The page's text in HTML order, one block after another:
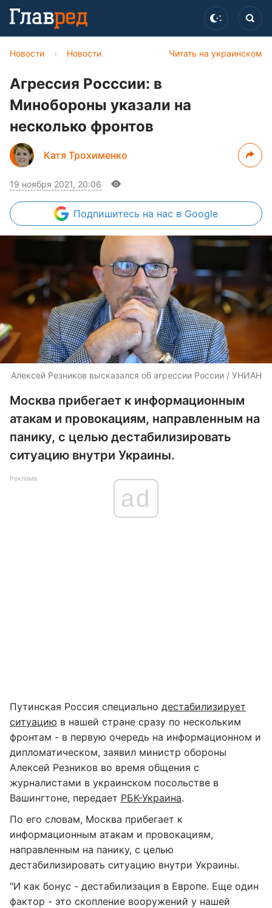
Читать на украинском
Новости › Новости
Агрессия Росссии: в
Минобороны указали на
несколько фронтов
Катя Трохименко
19 ноября 2021, 20:06
Подпишитесь на нас в Google
Алексей Резников высказался об агрессии России / УНИАН
Москва прибегает к информационным
атакам и провокациям, направленным на
панику, с целью дестабилизировать
ситуацию внутри Украины.
Реклама
ad
Путинская Россия специально дестабилизирует
ситуацию в нашей стране сразу по нескольким
фронтам - в первую очередь на информационном и
дипломатическом, заявил министр обороны
Алексей Резников во время общения с
журналистами в украинском посольстве в
Вашингтоне, передает РБК-Украина.
По его словам, Москва прибегает к
информационным атакам и провокациям,
направленным на панику, с целью
дестабилизировать ситуацию внутри Украины.
"И как бонус - дестабилизация в Европе. Еще один
фактор - это скопление вооружений у нашей